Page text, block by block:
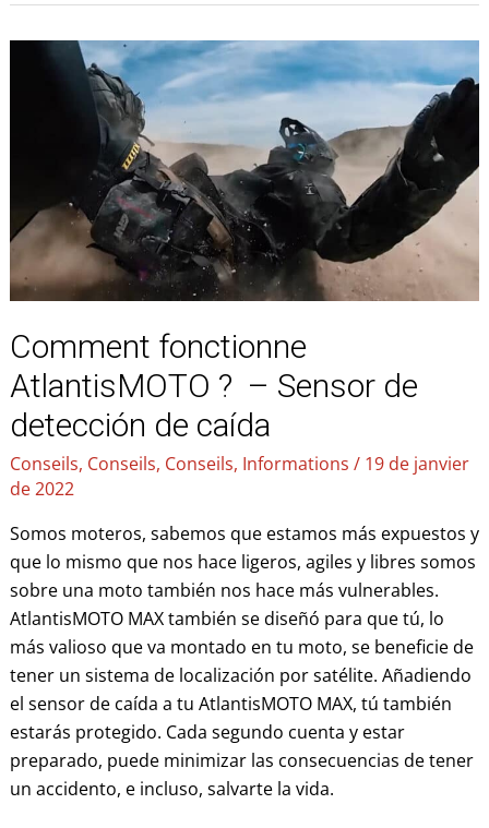
Comment fonctionne
AtlantisMOTO ? – Sensor de
detección de caída
Conseils, Conseils, Conseils, Informations / 19 de janvier
de 2022
Somos moteros, sabemos que estamos más expuestos y
que lo mismo que nos hace ligeros, agiles y libres somos
sobre una moto también nos hace más vulnerables.
AtlantisMOTO MAX también se diseñó para que tú, lo
más valioso que va montado en tu moto, se beneficie de
tener un sistema de localización por satélite. Añadiendo
el sensor de caída a tu AtlantisMOTO MAX, tú también
estarás protegido. Cada segundo cuenta y estar
preparado, puede minimizar las consecuencias de tener
un accidento, e incluso, salvarte la vida.
fonctionne
AtlantisMOTO
detección
caída